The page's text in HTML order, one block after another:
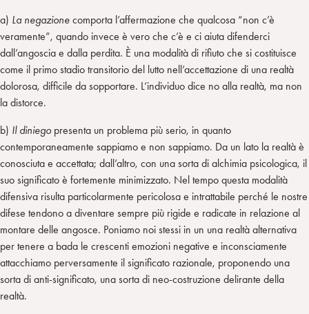
a) La negazione comporta l’affermazione che qualcosa “non c’è
veramente”, quando invece è vero che c’è e ci aiuta difenderci
dall’angoscia e dalla perdita. È una modalità di rifiuto che si costituisce
come il primo stadio transitorio del lutto nell’accettazione di una realtà
dolorosa, difficile da sopportare. L’individuo dice no alla realtà, ma non
la distorce.
b) Il diniego presenta un problema più serio, in quanto
contemporaneamente sappiamo e non sappiamo. Da un lato la realtà è
conosciuta e accettata; dall’altro, con una sorta di alchimia psicologica, il
suo significato è fortemente minimizzato. Nel tempo questa modalità
difensiva risulta particolarmente pericolosa e intrattabile perché le nostre
difese tendono a diventare sempre più rigide e radicate in relazione al
montare delle angosce. Poniamo noi stessi in un una realtà alternativa
per tenere a bada le crescenti emozioni negative e inconsciamente
attacchiamo perversamente il significato razionale, proponendo una
sorta di anti-significato, una sorta di neo-costruzione delirante della
realtà.